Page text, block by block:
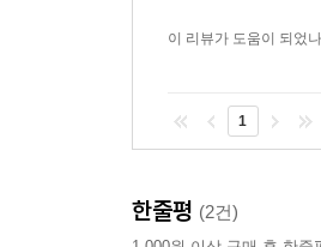
이 리뷰가 도움이 되었
1
한줄평 (2건)